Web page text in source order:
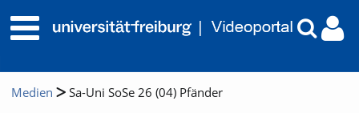
Medien Sa-Uni SoSe 26 (04) Pfänder